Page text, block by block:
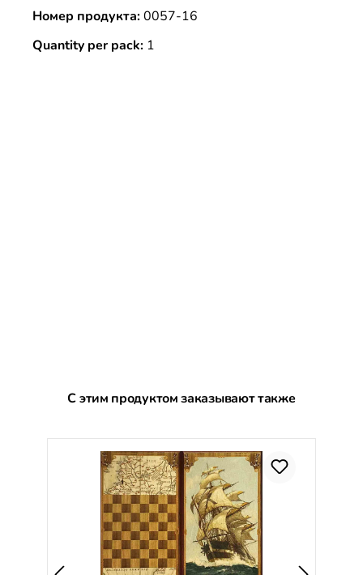
Номер продукта:0057-16
Quantity per pack: 1
Пропустить галерею продуктов
С этим продуктом заказывают также